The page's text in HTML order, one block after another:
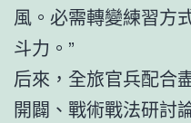
風。必需轉變練習方
斗力。”
后來，全旅官兵配合
開闢、戰術戰法研討